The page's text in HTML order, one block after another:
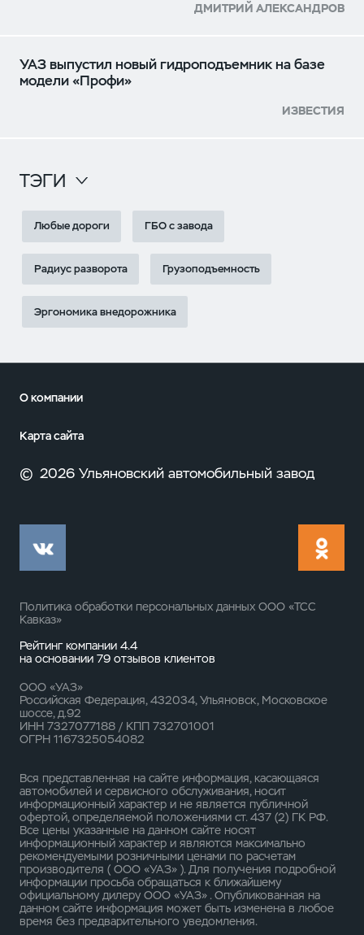
ДМИТРИЙ АЛЕКСАНДРОВ
УАЗ выпустил новый гидроподъемник на базе
модели «Профи»
ИЗВЕСТИЯ
ТЭГИ
Любые дороги ГБО с завода
Радиус разворота Грузоподъемность
Эргономика внедорожника
О компании
Карта сайта
© 2026 Ульяновский автомобильный завод
Политика обработки персональных данных ООО «ТСС
Кавказ»
Рейтинг компании 4.4
на основании 79 отзывов клиентов
ООО «УАЗ»
Российская Федерация, 432034, Ульяновск, Московское
шоссе, д.92
ИНН 7327077188 / КПП 732701001
ОГРН 1167325054082
Вся представленная на сайте информация, касающаяся
автомобилей и сервисного обслуживания, носит
информационный характер и не является публичной
офертой, определяемой положениями ст. 437 (2) ГК РФ.
Все цены указанные на данном сайте носят
информационный характер и являются максимально
рекомендуемыми розничными ценами по расчетам
производителя ( ООО «УАЗ» ). Для получения подробной
информации просьба обращаться к ближайшему
официальному дилеру ООО «УАЗ» . Опубликованная на
данном сайте информация может быть изменена в любое
время без предварительного уведомления.